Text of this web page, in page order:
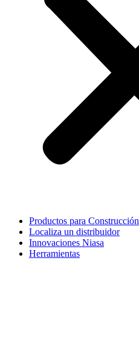
Productos para Construcción
Localiza un distribuidor
Innovaciones Niasa
Herramientas